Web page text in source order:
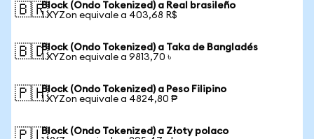
🇧🇷Block (Ondo Tokenized) a Real brasileño
1 XYZon equivale a 403,68 R$
🇧🇩Block (Ondo Tokenized) a Taka de Bangladés
1 XYZon equivale a 9813,70 ৳
🇵🇭Block (Ondo Tokenized) a Peso Filipino
1 XYZon equivale a 4824,80 ₱
Block (Ondo Tokenized) a Złoty polaco